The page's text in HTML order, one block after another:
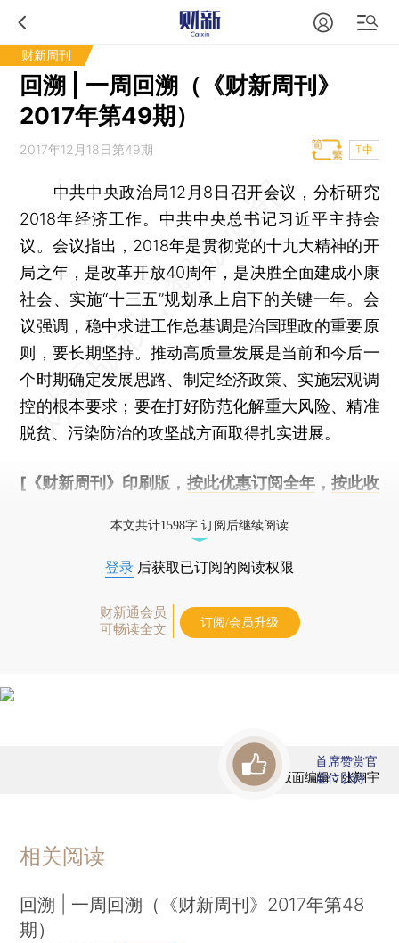
财新周刊
回溯 | 一周回溯（《财新周刊》
2017年第49期）
2017年12月18日第49期 T中
中共中央政治局12月8日召开会议，分析研究
2018年经济工作。中共中央总书记习近平主持会
议。会议指出，2018年是贯彻党的十九大精神的开
局之年，是改革开放40周年，是决胜全面建成小康
社会、实施“十三五”规划承上启下的关键一年。会
议强调，稳中求进工作总基调是治国理政的重要原
则，要长期坚持。推动高质量发展是当前和今后一
个时期确定发展思路、制定经济政策、实施宏观调
控的根本要求；要在打好防范化解重大风险、精准
脱贫、污染防治的攻坚战方面取得扎实进展。
[《财新周刊》印刷版， 按此优惠订阅全年， 按此收
本文共计1598字 订阅后继续阅读
登录 后获取已订阅的阅读权限
财新通会员
可畅读全文
订阅/会员升级
版面编辑：张翔宇
首席赞赏官
虚位以待
相关阅读
回溯 | 一周回溯（《财新周刊》2017年第48
期）